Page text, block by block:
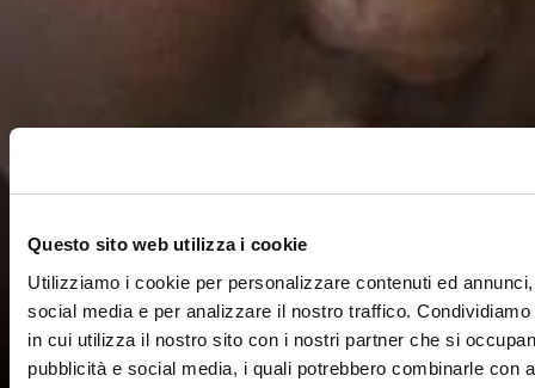
Questo sito web utilizza i cookie
Utilizziamo i cookie per personalizzare contenuti ed
social media e per analizzare il nostro traffico.
in cui utilizza il nostro sito con i nostri partner che si
pubblicità e social media, i quali potrebbero combinarle con